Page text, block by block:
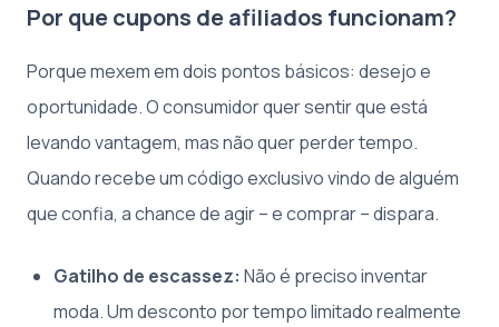
Por que cupons de afiliados funcionam?
Porque mexem em dois pontos básicos: desejo e
oportunidade. O consumidor quer sentir que está
levando vantagem, mas não quer perder tempo.
Quando recebe um código exclusivo vindo de alguém
que confia, a chance de agir – e comprar – dispara.
Gatilho de escassez: Não é preciso inventar
moda. Um desconto por tempo limitado realmente